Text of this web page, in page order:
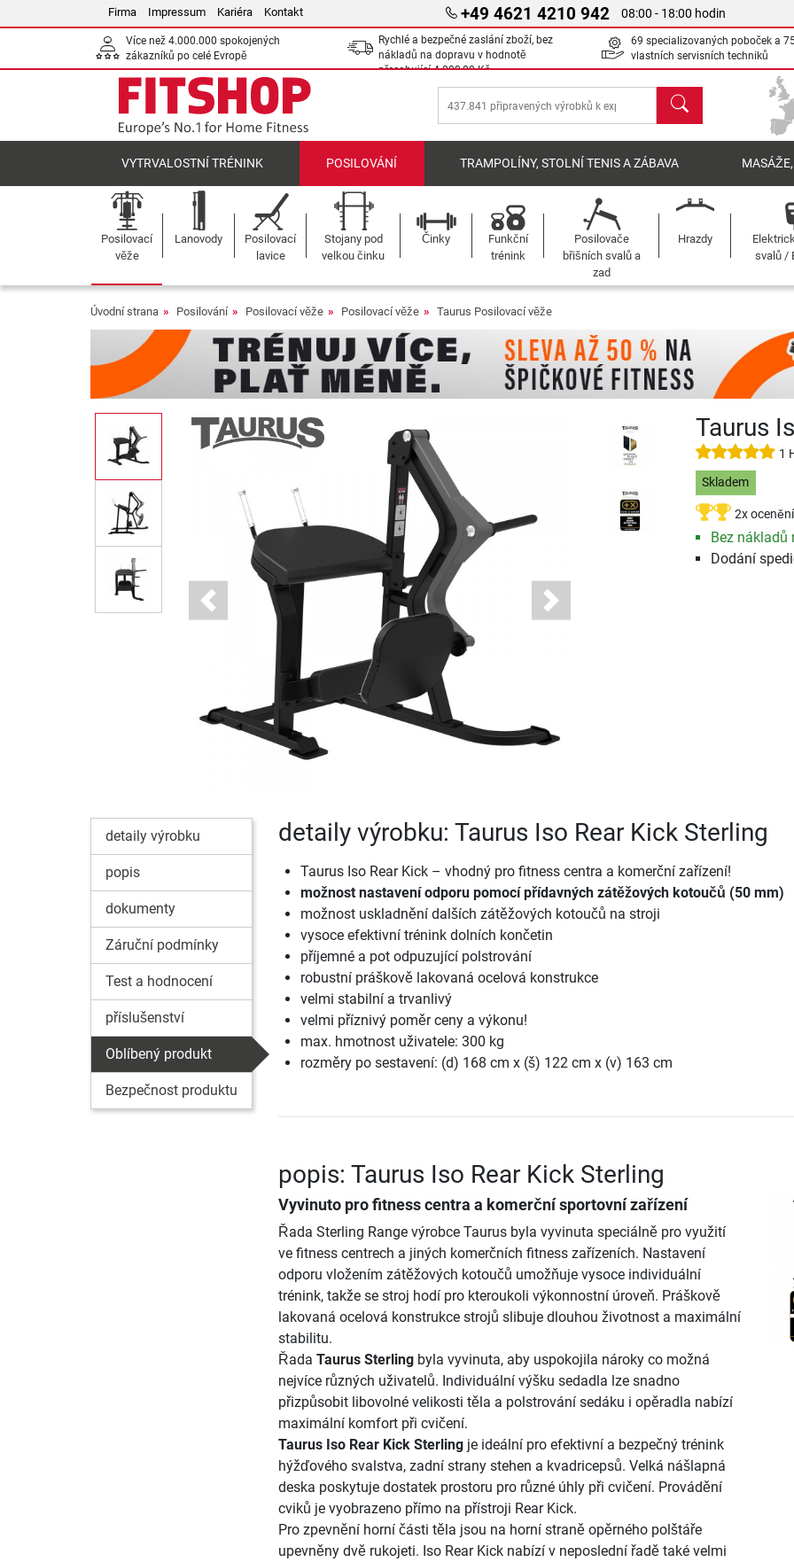
Firma Impressum Kariéra Kontakt +49 4621 4210 942 08:00 - 18:00 hodin
Více než 4.000.000 spokojených
zákazníků po celé Evropě
Rychlé a bezpečné zaslání zboží, bez
nákladů na dopravu v hodnotě
přesahující4 000,00 Kč
69 specializovaných poboček a
vlastních servisních techniků
Hledat
VYTRVALOSTNÍ TRÉNINK POSILOVÁNÍ TRAMPOLÍNY, STOLNÍ TENIS A ZÁBAVA
Posilovací
věže
Lanovody
Posilovací
lavice
Stojany pod
velkou činku
Činky
Funkční
trénink
Posilovače
břišních svalů a
zad
Hrazdy
svalů /
Úvodní strana Posilování Posilovací věže Posilovací věže Taurus Posilovací věže
Previous Next
Taurus
1
Skladem
2x ocenění
Bez nákladů
Dodání
detaily výrobku
popis
dokumenty
Záruční podmínky
Test a hodnocení
příslušenství
Oblíbený produkt
Bezpečnost produktu
detaily výrobku: Taurus Iso Rear Kick Sterling
Taurus Iso Rear Kick – vhodný pro fitness centra a komerční zařízení!
možnost nastavení odporu pomocí přídavných zátěžových kotoučů (50 mm)
možnost uskladnění dalších zátěžových kotoučů na stroji
vysoce efektivní trénink dolních končetin
příjemné a pot odpuzující polstrování
robustní práškově lakovaná ocelová konstrukce
velmi stabilní a trvanlivý
velmi příznivý poměr ceny a výkonu!
max. hmotnost uživatele: 300 kg
rozměry po sestavení: (d) 168 cm x (š) 122 cm x (v) 163 cm
popis: Taurus Iso Rear Kick Sterling
Vyvinuto pro fitness centra a komerční sportovní zařízení
Řada Sterling Range výrobce Taurus byla vyvinuta speciálně pro využití
ve fitness centrech a jiných komerčních fitness zařízeních. Nastavení
odporu vložením zátěžových kotoučů umožňuje vysoce individuální
trénink, takže se stroj hodí pro kteroukoli výkonnostní úroveň. Práškově
lakovaná ocelová konstrukce strojů slibuje dlouhou životnost a maximální
stabilitu.
Řada Taurus Sterlingbyla vyvinuta, aby uspokojila nároky co možná
nejvíce různých uživatelů. Individuální výšku sedadla lze snadno
přizpůsobit libovolné velikosti těla a polstrování sedáku i opěradla nabízí
maximální komfort při cvičení.
Taurus Iso Rear Kick Sterlingje ideální pro efektivní a bezpečný trénink
hýžďového svalstva, zadní strany stehen a kvadricepsů. Velká nášlapná
deska poskytuje dostatek prostoru pro různé úhly při cvičení. Provádění
cviků je vyobrazeno přímo na přístroji Rear Kick.
Pro zpevnění horní části těla jsou na horní straně opěrného polštáře
upevněny dvě rukojeti. Iso Rear Kick nabízí v neposlední řadě také velmi